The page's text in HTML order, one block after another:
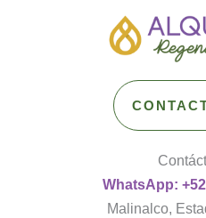
WhatsApp:
Malinalco,